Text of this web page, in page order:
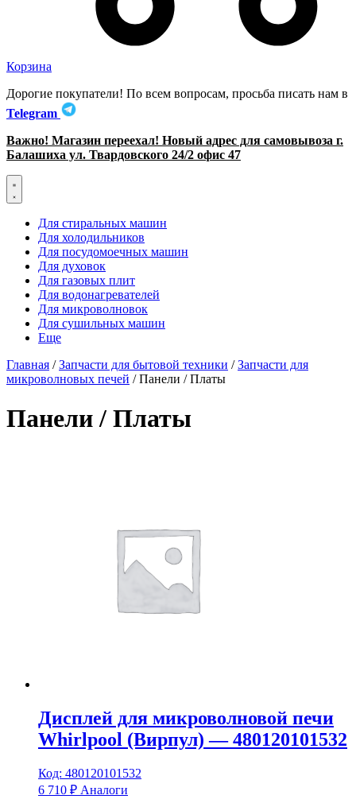
Корзина
Дорогие покупатели! По всем вопросам, просьба писать нам в
Telegram
Важно! Магазин переехал! Новый адрес для самовывоза г.
Балашиха ул. Твардовского 24/2 офис 47
Для стиральных машин
Для холодильников
Для посудомоечных машин
Для духовок
Для газовых плит
Для водонагревателей
Для микроволновок
Для сушильных машин
Еще
Главная /Запчасти для бытовой техники /Запчасти для
микроволновых печей / Панели / Платы
Панели / Платы
Дисплей для микроволновой печи
Whirlpool (Вирпул) — 480120101532
Код: 480120101532
6 710 ₽ Аналоги